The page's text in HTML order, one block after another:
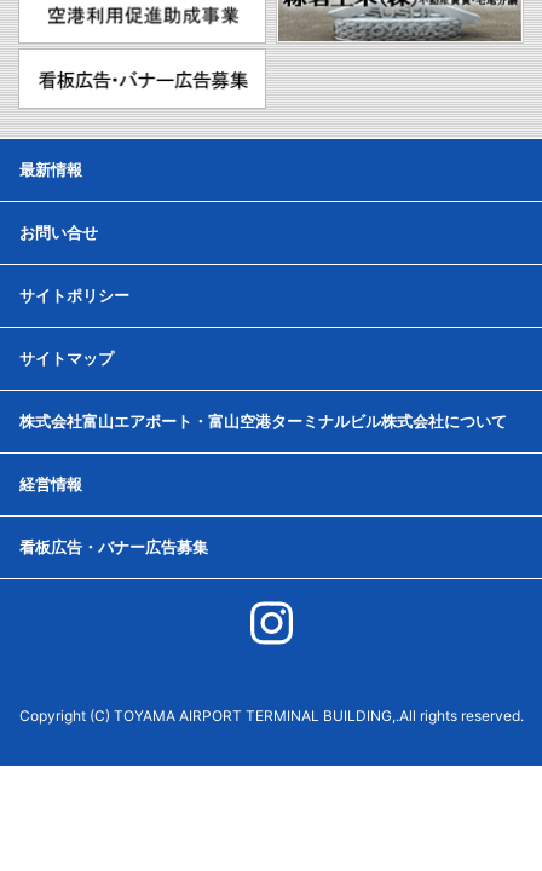
最新情報
お問い合せ
サイトポリシー
サイトマップ
株式会社富山エアポート・富山空港ターミナルビル株式会社について
経営情報
看板広告・バナー広告募集
Copyright (C) TOYAMA AIRPORT TERMINAL BUILDING,.All rights reserved.